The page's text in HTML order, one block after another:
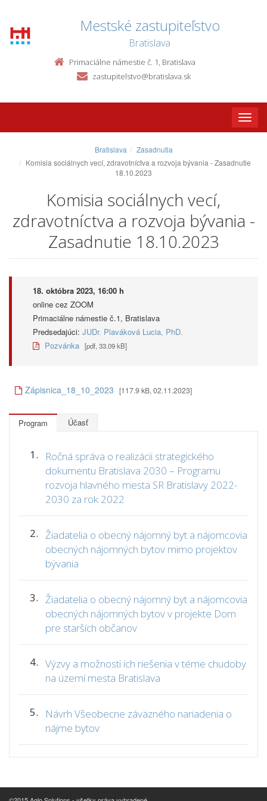
Mestské zastupiteľstvo
Bratislava
Primaciálne námestie č. 1, Bratislava
zastupitelstvo@bratislava.sk
Toggle
Bratislava
Zasadnutia
Komisia sociálnych vecí, zdravotníctva a rozvoja bývania - Zasadnutie
18.10.2023
Komisia sociálnych vecí,
zdravotníctva a rozvoja bývania -
Zasadnutie 18.10.2023
18. októbra 2023, 16:00 h
online cez ZOOM
Primaciálne námestie č.1, Bratislava
Predsedajúci: JUDr. Plaváková Lucia, PhD.
Pozvánka [pdf, 33.09 kB]
Zápisnica_18_10_2023 [117.9 kB, 02.11.2023]
Program Účasť
1.
Ročná správa o realizácii strategického
dokumentu Bratislava 2030 – Programu
rozvoja hlavného mesta SR Bratislavy 2022-
2030 za rok 2022
2. Žiadatelia o obecný nájomný byt a nájomcovia
obecných nájomných bytov mimo projektov
bývania
3. Žiadatelia o obecný nájomný byt a nájomcovia
obecných nájomných bytov v projekte Dom
pre starších občanov
4. Výzvy a možnosti ich riešenia v téme chudoby
na území mesta Bratislava
5.
Návrh Všeobecne záväzného nariadenia o
nájme bytov